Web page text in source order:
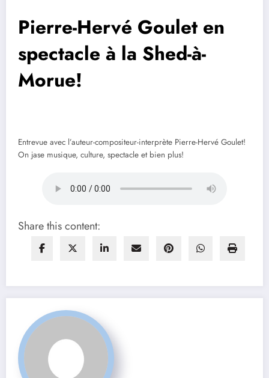
Pierre-Hervé Goulet en
spectacle à la Shed-à-
Morue!
Entrevue avec l’auteur-compositeur-interprète Pierre-Hervé Goulet!
On jase musique, culture, spectacle et bien plus!
Share this content: